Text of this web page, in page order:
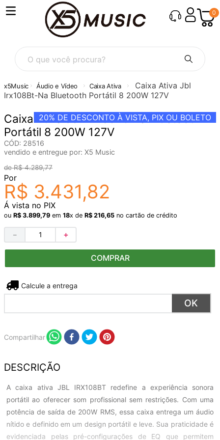
0
O que você procura?
Áudio e Vídeo Caixa Ativa
Caixa Ativa Jbl
Irx108Bt-Na Bluetooth Portátil 8 200W 127V
20% DE DESCONTO À VISTA, PIX OU BOLETO
Caixa Ativa Jbl Irx108Bt-Na Bluetooth
Portátil 8 200W 127V
CÓD: 28516
vendido e entregue por: X5 Music
R$ 4.289,77
Por
R$ 3.431,82
Á vista no PIX
ou R$ 3.899,79 em 18x de R$ 216,65 no cartão de crédito
＋
－
COMPRAR
Não sei meu CEP
Compartilhar
DESCRIÇÃO
A caixa ativa JBL IRX108BT redefine a experiência sonora
portátil ao oferecer som profissional sem restrições. Com uma
potência de saída de 200W RMS, essa caixa entrega um áudio
nítido e definido em um design portátil e leve. Sua praticidade é
evidenciada pelas pré-configurações de EQ que permitem